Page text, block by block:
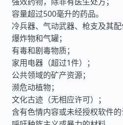
容量超过500毫升的药品。
冷兵器、气动武器、枪支及其配
爆炸物和气罐；
有毒和剧毒物质；
家用电器（超过1件）；
公共领域的矿产资源；
濒危动植物；
文化古迹（无相应许可）；
含有色情内容或未经授权软件的